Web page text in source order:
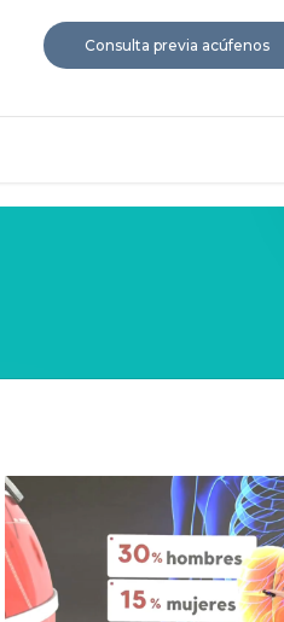
Consulta previa acúfenos